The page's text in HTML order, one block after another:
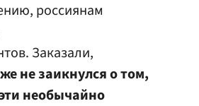
россиянам
Заказали,
не заикнулся о том,
необычайно